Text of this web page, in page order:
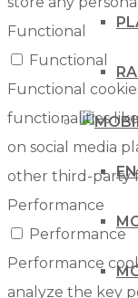
Functional
Functional
Functional
functionalities
on social media
other third-party
Performance
Performance
Performance
analyze the key